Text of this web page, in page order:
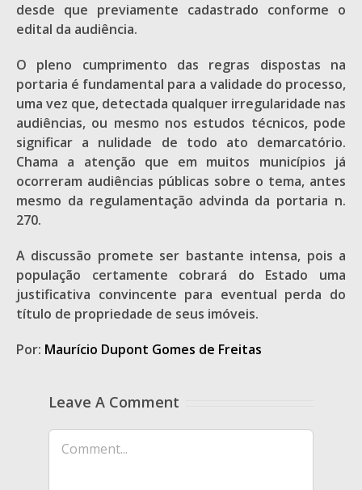
desde que previamente cadastrado conforme o
edital da audiência.
O pleno cumprimento das regras dispostas na
portaria é fundamental para a validade do processo,
uma vez que, detectada qualquer irregularidade nas
audiências, ou mesmo nos estudos técnicos, pode
significar a nulidade de todo ato demarcatório.
Chama a atenção que em muitos municípios já
ocorreram audiências públicas sobre o tema, antes
mesmo da regulamentação advinda da portaria n.
270.
A discussão promete ser bastante intensa, pois a
população certamente cobrará do Estado uma
justificativa convincente para eventual perda do
título de propriedade de seus imóveis.
Por: Maurício Dupont Gomes de Freitas
Leave A Comment
Comment